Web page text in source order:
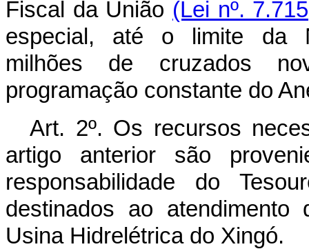
Fiscal da União (Lei nº.
especial, até o limite da
milhões de cruzados
programação constante do
Art. 2º. Os recursos
artigo anterior são
responsabilidade do
destinados ao
Usina Hidrelétrica do Xingó.